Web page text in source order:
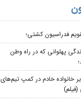
فدراسیون کشتی؛
پهلوانی که در راه وطن
خانواده خادم در کمپ تیم‌های